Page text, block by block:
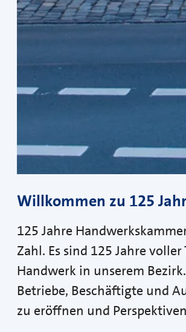
Willkommen zu 125
125 Jahre
Zahl. Es sind 125 Jahre
Handwerk in unserem
Betriebe, Beschäftigte und
zu eröffnen und